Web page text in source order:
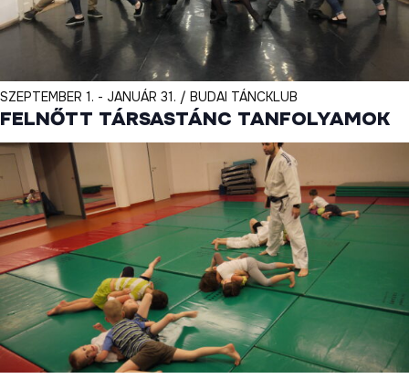
SZEPTEMBER 1. - JANUÁR 31. / BUDAI TÁNCKLUB
FELNŐTT TÁRSASTÁNC TANFOLYAMOK